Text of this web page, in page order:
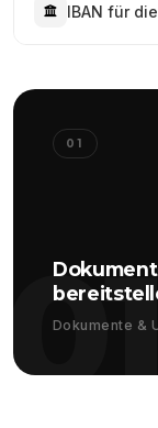
IBAN für
01
Dokumente &